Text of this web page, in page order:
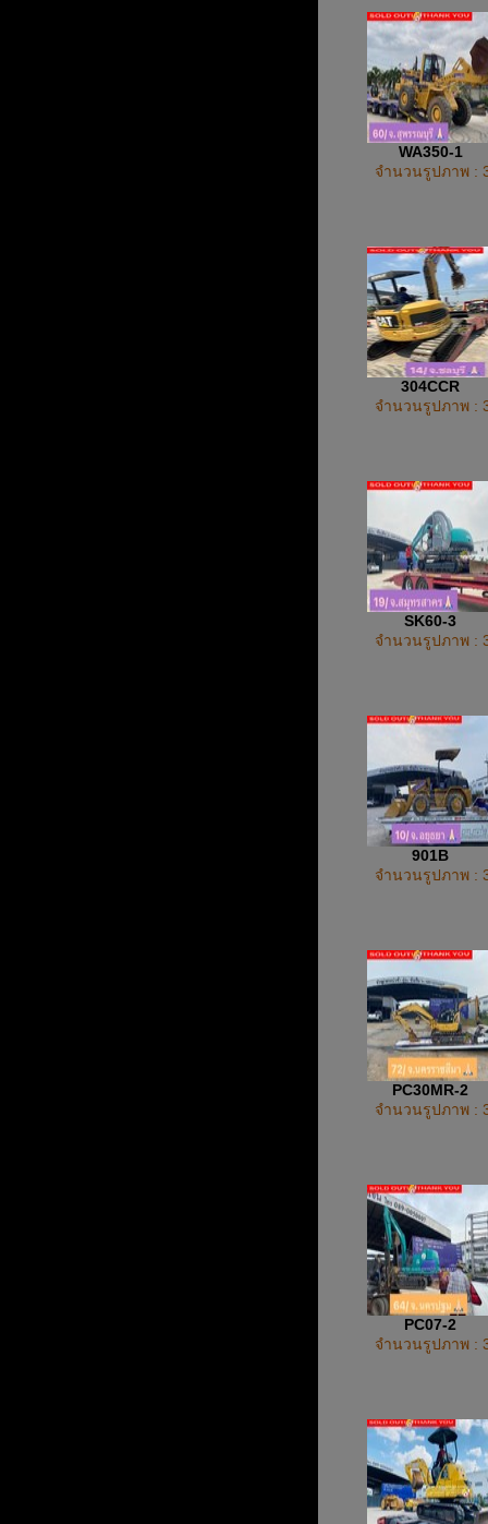
WA350-1
จำนวนรูปภาพ :
304CCR
จำนวนรูปภาพ :
SK60-3
จำนวนรูปภาพ :
901B
จำนวนรูปภาพ :
PC30MR-2
จำนวนรูปภาพ :
PC07-2
จำนวนรูปภาพ :